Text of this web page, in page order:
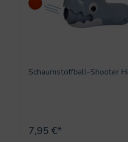
Schaumstoffball-Shooter
7,95 €*